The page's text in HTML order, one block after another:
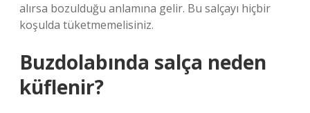
alırsa bozulduğu anlamına gelir. Bu salçayı hiçbir
koşulda tüketmemelisiniz.
Buzdolabında salça neden
küflenir?